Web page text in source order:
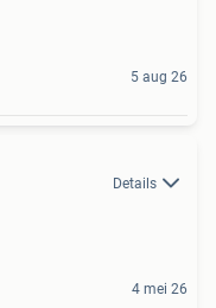
5 aug 26
Details
4 mei 26